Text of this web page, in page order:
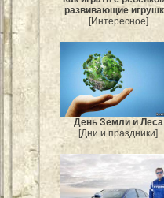
развивающие
[Интересное]
День Земли и Леса
[Дни и праздники]